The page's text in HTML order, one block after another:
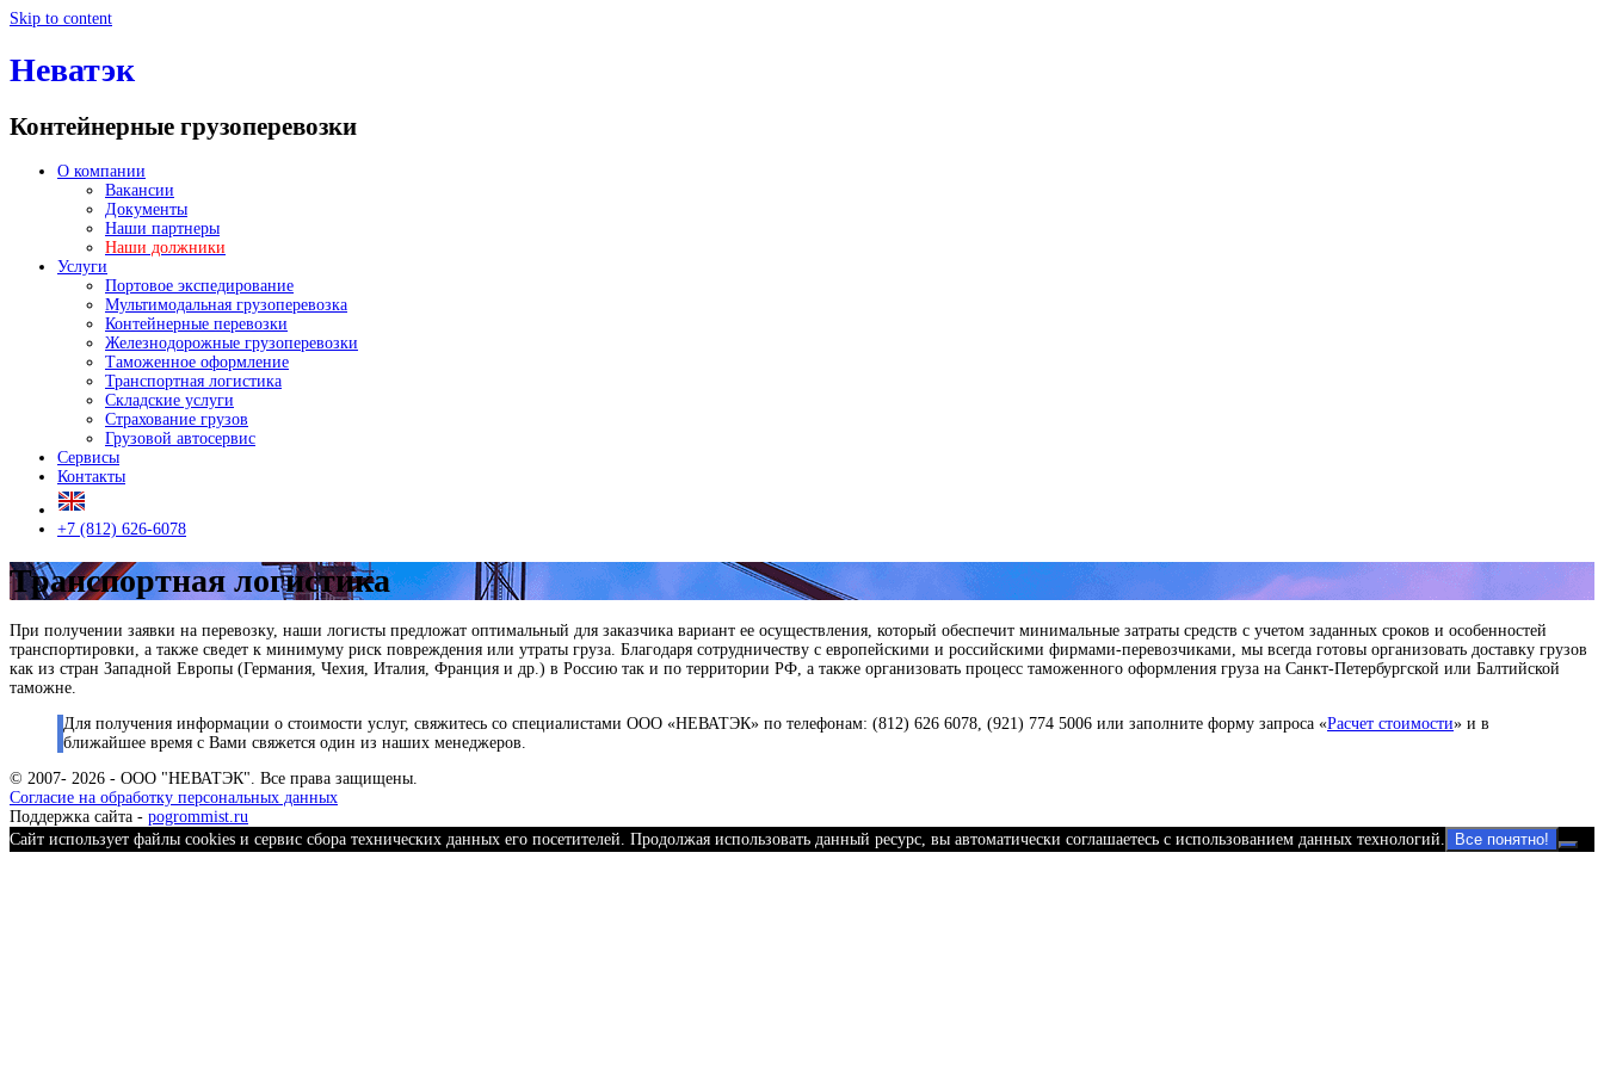
Skip to content
Неватэк
Контейнерные грузоперевозки
О компании
Вакансии
Документы
Наши партнеры
Наши должники
Услуги
Портовое экспедирование
Мультимодальная грузоперевозка
Контейнерные перевозки
Железнодорожные грузоперевозки
Таможенное оформление
Транспортная логистика
Складские услуги
Страхование грузов
Грузовой автосервис
Сервисы
Контакты
+7 (812) 626-6078
Транспортная логистика
При получении заявки на перевозку, наши логисты предложат оптимальный для заказчика вариант ее осуществления, который обеспечит минимальные затраты средств с учетом заданных сроков и особенностей
транспортировки, а также сведет к минимуму риск повреждения или утраты груза. Благодаря сотрудничеству с европейскими и российскими фирмами-перевозчиками, мы всегда готовы организовать доставку грузов
как из стран Западной Европы (Германия, Чехия, Италия, Франция и др.) в Россию так и по территории РФ, а также организовать процесс таможенного оформления груза на Санкт-Петербургской или Балтийской
таможне.
Для получения информации о стоимости услуг, свяжитесь со специалистами ООО «НЕВАТЭК» по телефонам: (812) 626 6078, (921) 774 5006 или заполните форму запроса «Расчет стоимости» и в
ближайшее время с Вами свяжется один из наших менеджеров.
© 2007- 2026 - ООО "НЕВАТЭК". Все права защищены.
Согласие на обработку персональных данных
Поддержка сайта - pogrommist.ru
Сайт использует файлы cookies и сервис сбора технических данных его посетителей. Продолжая использовать данный ресурс, вы автоматически соглашаетесь с использованием данных технологий.
Все понятно!